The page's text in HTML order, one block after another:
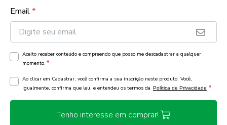
Email*
Aceito receber conteúdo e compreendo que posso me descadastrar a qualquer
momento. *
Ao clicar em Cadastrar, você confirma a sua inscrição neste produto. Você,
igualmente, confirma que leu, e entendeu os termos da Política de Privacidade *
Tenho interesse em comprar!